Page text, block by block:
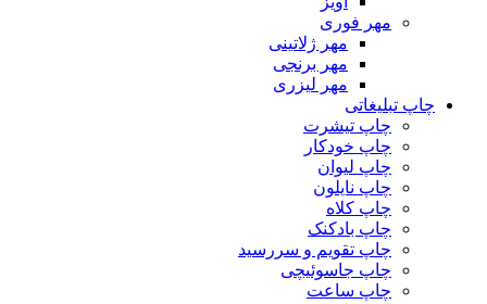
مهر فوری
مهر ژلاتینی
مهر برنجی
مهر لیزری
چاپ تبلیغاتی
چاپ تیشرت
چاپ خودکار
چاپ لیوان
چاپ نایلون
چاپ کلاه
چاپ بادکنک
چاپ تقویم و سررسید
چاپ جاسوئیچی
چاپ ساعت